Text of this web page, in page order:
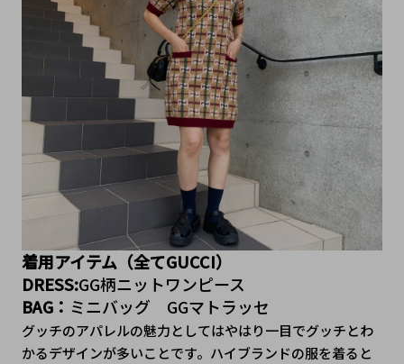
着用アイテム（全てGUCCI）
DRESS:GG柄ニットワンピース
BAG： ミニバッグ　GGマトラッセ
グッチのアパレルの魅力としてはやはり一目でグッチとわ
かるデザインが多いことです。ハイブランドの服を着ると